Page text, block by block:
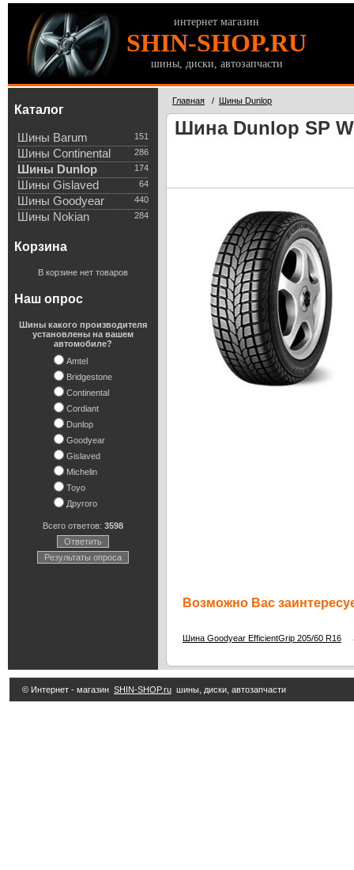
интернет магазин
SHIN-SHOP.RU
шины, диски, автозапчасти
Каталог
151
Шины Barum
286
Шины Continental
174
Шины Dunlop
64
Шины Gislaved
440
Шины Goodyear
284
Шины Nokian
Корзина
В корзине нет товаров
Наш опрос
Шины какого производителя
установлены на вашем
автомобиле?
Amtel
Bridgestone
Continental
Cordiant
Dunlop
Goodyear
Gislaved
Michelin
Toyo
Другого
Всего ответов: 3598
Ответить
Результаты опроса
Главная / Шины Dunlop
Шина Dunlop SP
Возможно Вас
Шина Goodyear EfficientGrip 205/60 R16
© Интернет - магазин SHIN-SHOP.ru шины, диски, автозапчасти